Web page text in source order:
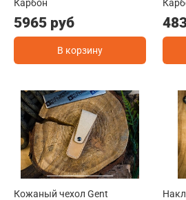
Карбон
5965 руб
В корзину
Кожаный чехол Gent